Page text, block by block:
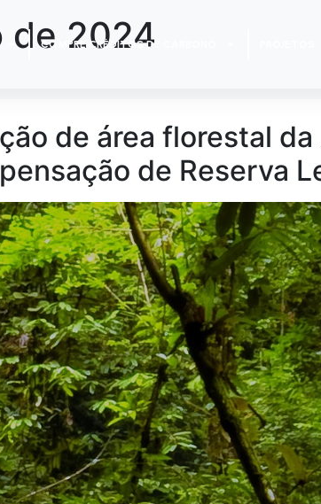
COMPRE CRÉDITOS DE CARBONO
de 2024
de área florestal da
de Reserva